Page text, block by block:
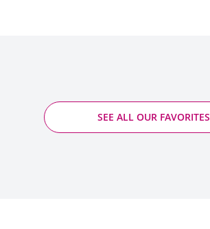
SEE ALL OUR FAVORITES